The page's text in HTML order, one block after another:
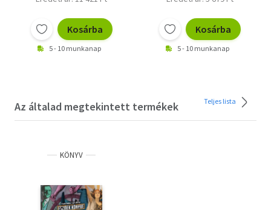
Kosárba
5 - 10 munkanap
Feindler, Michael - Döring,
Tilman - Anouk, Misha -
Högsdal, Björn - Stickling,
Sven - Grashoff, David - Da
Vina, Sandra - Lampe,
Kienzler, Harry -
Schriftstehler
Kosárba
5 - 10 munkanap
Az általad megtekintett termékek Teljes lista
KÖNYV